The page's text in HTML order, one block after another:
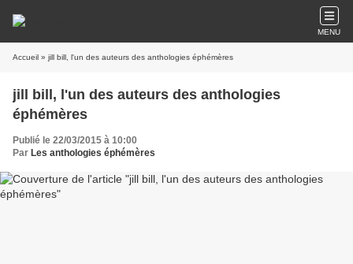
MENU
Accueil » jill bill, l'un des auteurs des anthologies éphémères
jill bill, l'un des auteurs des anthologies
éphémères
Publié le 22/03/2015 à 10:00
Par Les anthologies éphémères